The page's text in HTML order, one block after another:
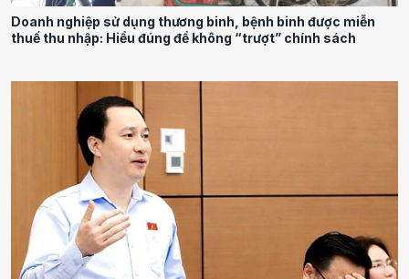
Doanh nghiệp sử dụng thương binh, bệnh binh được miễn
thuế thu nhập: Hiểu đúng để không “trượt” chính sách